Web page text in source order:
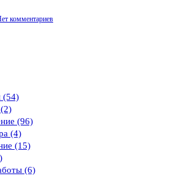
комментариев
(54)
(96)
(4)
(15)
(6)